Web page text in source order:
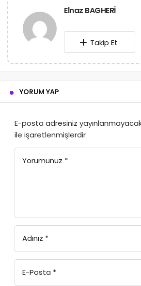
Elnaz BAGHERİ
Takip Et
YORUM YAP
E-posta adresiniz
ile işaretlenmişlerdir
Yorumunuz *
Adınız *
E-Posta *